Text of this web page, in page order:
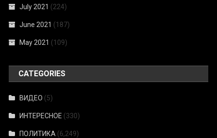
July 2021 (224)
June 2021 (187)
May 2021 (109)
CATEGORIES
ВИДЕО (5)
ИНТЕРЕСНОЕ (330)
ПОЛИТИКА (6,249)